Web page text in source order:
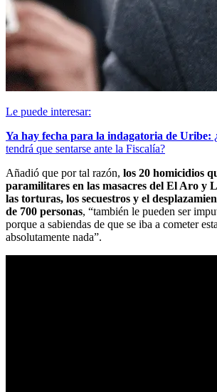
Le puede interesar:
Ya hay fecha para la indagatoria de Uribe:
tendrá que sentarse ante la Fiscalía?
Añadió que por tal razón, los 20 homicidios
paramilitares en las masacres del El Aro y
las torturas, los secuestros y el
de 700 personas, “también le pueden ser
porque a sabiendas de que se iba a cometer
absolutamente nada”.